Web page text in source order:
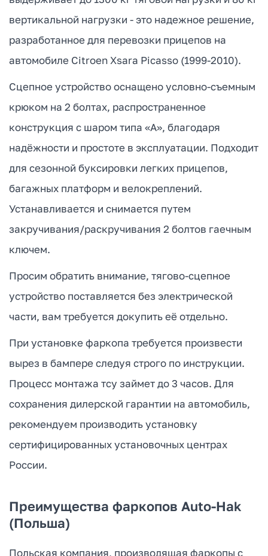
вертикальной нагрузки - это надежное решение,
разработанное для перевозки прицепов на
автомобиле Citroen Xsara Picasso (1999-2010).
Сцепное устройство оснащено условно-съемным
крюком на 2 болтах, распространенное
конструкция с шаром типа «А», благодаря
надёжности и простоте в эксплуатации. Подходит
для сезонной буксировки легких прицепов,
багажных платформ и велокреплений.
Устанавливается и снимается путем
закручивания/раскручивания 2 болтов гаечным
ключем.
Просим обратить внимание, тягово-сцепное
устройство поставляется без электрической
части, вам требуется докупить её отдельно.
При установке фаркопа требуется произвести
вырез в бампере следуя строго по инструкции.
Процесс монтажа тсу займет до 3 часов. Для
сохранения дилерской гарантии на автомобиль,
рекомендуем производить установку
сертифицированных установочных центрах
России.
Преимущества фаркопов Auto-Hak
(Польша)
Польская компания, производящая фаркопы с